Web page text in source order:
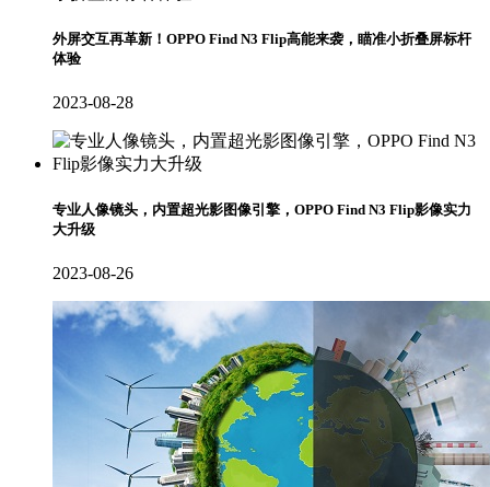
外屏交互再革新！OPPO Find N3 Flip高能来袭，瞄准小折叠屏标杆
体验
2023-08-28
专业人像镜头，内置超光影图像引擎，OPPO Find N3 Flip影像实力
大升级
2023-08-26